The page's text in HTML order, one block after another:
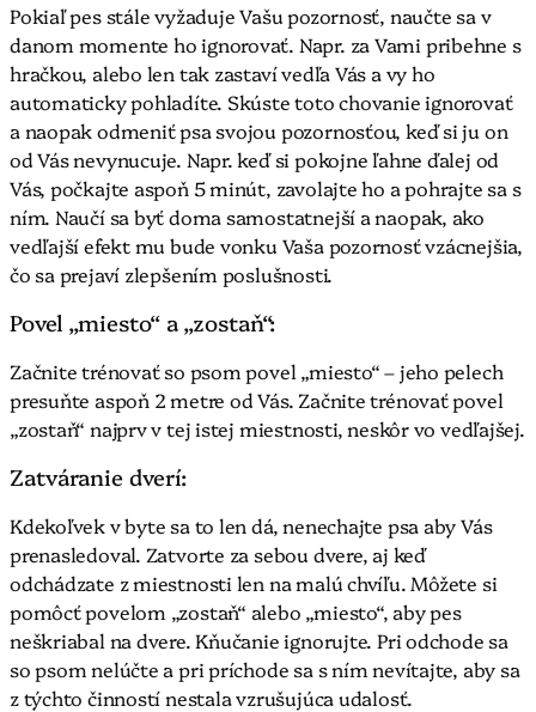
Pokiaľ pes stále vyžaduje Vašu pozornosť, naučte sa v
danom momente ho ignorovať. Napr. za Vami pribehne s
hračkou, alebo len tak zastaví vedľa Vás a vy ho
automaticky pohladíte. Skúste toto chovanie ignorovať
a naopak odmeniť psa svojou pozornosťou, keď si ju on
od Vás nevynucuje. Napr. keď si pokojne ľahne ďalej od
Vás, počkajte aspoň 5 minút, zavolajte ho a pohrajte sa s
ním. Naučí sa byť doma samostatnejší a naopak, ako
vedľajší efekt mu bude vonku Vaša pozornosť vzácnejšia,
čo sa prejaví zlepšením poslušnosti.
Povel „miesto“ a „zostaň“:
Začnite trénovať so psom povel „miesto“ – jeho pelech
presuňte aspoň 2 metre od Vás. Začnite trénovať povel
„zostaň“ najprv v tej istej miestnosti, neskôr vo vedľajšej.
Zatváranie dverí:
Kdekoľvek v byte sa to len dá, nenechajte psa aby Vás
prenasledoval. Zatvorte za sebou dvere, aj keď
odchádzate z miestnosti len na malú chvíľu. Môžete si
pomôcť povelom „zostaň“ alebo „miesto“, aby pes
neškriabal na dvere. Kňučanie ignorujte. Pri odchode sa
so psom nelúčte a pri príchode sa s ním nevítajte, aby sa
z týchto činností nestala vzrušujúca udalosť.